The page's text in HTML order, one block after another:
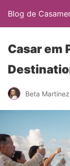
Blog de
Casar em
Beta Martinez